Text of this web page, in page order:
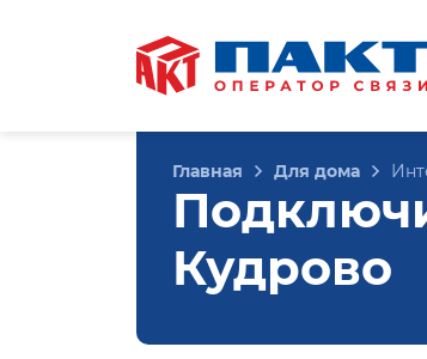
Главная Для дома
Кудрово